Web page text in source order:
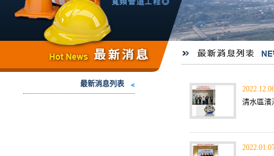
最新消息列表
清水區濱